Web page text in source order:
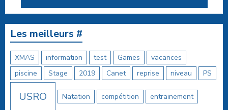
Les meilleurs #
XMAS information test Games
vacances
piscine
Stage 2019 Canet reprise niveau PS
USRO Natation compétition entrainement